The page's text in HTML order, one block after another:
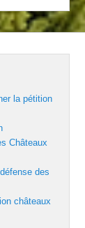
la pétition
Châteaux
des
châteaux